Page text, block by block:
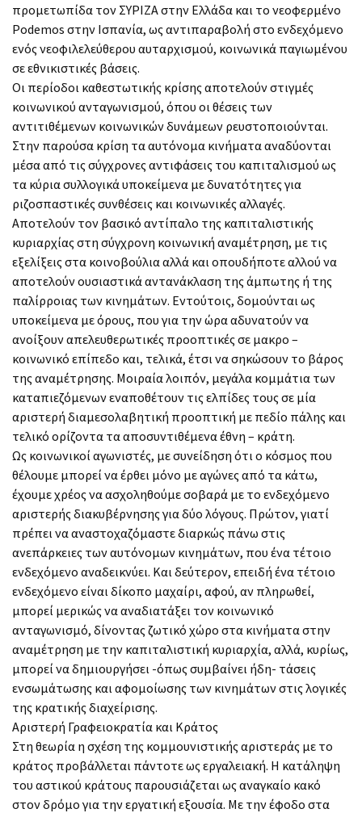
προμετωπίδα τον ΣΥΡΙΖΑ στην Ελλάδα και το νεοφερμένο
Podemos στην Ισπανία, ως αντιπαραβολή στο ενδεχόμενο
ενός νεοφιλελεύθερου αυταρχισμού, κοινωνικά παγιωμένου
σε εθνικιστικές βάσεις.
Οι περίοδοι καθεστωτικής κρίσης αποτελούν στιγμές
κοινωνικού ανταγωνισμού, όπου οι θέσεις των
αντιτιθέμενων κοινωνικών δυνάμεων ρευστοποιούνται.
Στην παρούσα κρίση τα αυτόνομα κινήματα αναδύονται
μέσα από τις σύγχρονες αντιφάσεις του καπιταλισμού ως
τα κύρια συλλογικά υποκείμενα με δυνατότητες για
ριζοσπαστικές συνθέσεις και κοινωνικές αλλαγές.
Αποτελούν τον βασικό αντίπαλο της καπιταλιστικής
κυριαρχίας στη σύγχρονη κοινωνική αναμέτρηση, με τις
εξελίξεις στα κοινοβούλια αλλά και οπουδήποτε αλλού να
αποτελούν ουσιαστικά αντανάκλαση της άμπωτης ή της
παλίρροιας των κινημάτων. Εντούτοις, δομούνται ως
υποκείμενα με όρους, που για την ώρα αδυνατούν να
ανοίξουν απελευθερωτικές προοπτικές σε μακρο –
κοινωνικό επίπεδο και, τελικά, έτσι να σηκώσουν το βάρος
της αναμέτρησης. Μοιραία λοιπόν, μεγάλα κομμάτια των
καταπιεζόμενων εναποθέτουν τις ελπίδες τους σε μία
αριστερή διαμεσολαβητική προοπτική με πεδίο πάλης και
τελικό ορίζοντα τα αποσυντιθέμενα έθνη – κράτη.
Ως κοινωνικοί αγωνιστές, με συνείδηση ότι ο κόσμος που
θέλουμε μπορεί να έρθει μόνο με αγώνες από τα κάτω,
έχουμε χρέος να ασχοληθούμε σοβαρά με το ενδεχόμενο
αριστερής διακυβέρνησης για δύο λόγους. Πρώτον, γιατί
πρέπει να αναστοχαζόμαστε διαρκώς πάνω στις
ανεπάρκειες των αυτόνομων κινημάτων, που ένα τέτοιο
ενδεχόμενο αναδεικνύει. Και δεύτερον, επειδή ένα τέτοιο
ενδεχόμενο είναι δίκοπο μαχαίρι, αφού, αν πληρωθεί,
μπορεί μερικώς να αναδιατάξει τον κοινωνικό
ανταγωνισμό, δίνοντας ζωτικό χώρο στα κινήματα στην
αναμέτρηση με την καπιταλιστική κυριαρχία, αλλά, κυρίως,
μπορεί να δημιουργήσει -όπως συμβαίνει ήδη- τάσεις
ενσωμάτωσης και αφομοίωσης των κινημάτων στις λογικές
της κρατικής διαχείρισης.
Αριστερή Γραφειοκρατία και Κράτος
Στη θεωρία η σχέση της κομμουνιστικής αριστεράς με το
κράτος προβάλλεται πάντοτε ως εργαλειακή. Η κατάληψη
του αστικού κράτους παρουσιάζεται ως αναγκαίο κακό
στον δρόμο για την εργατική εξουσία. Με την έφοδο στα